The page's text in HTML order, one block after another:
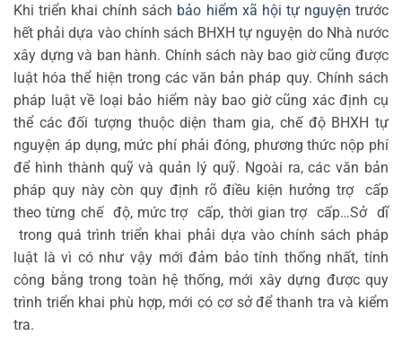
Khi triển khai chính sách bảo hiểm xã hội tự nguyện trước
hết phải dựa vào chính sách BHXH tự nguyện do Nhà nước
xây dựng và ban hành. Chính sách này bao giờ cũng được
luật hóa thể hiện trong các văn bản pháp quy. Chính sách
pháp luật về loại bảo hiểm này bao giờ cũng xác định cụ
thể các đối tượng thuộc diện tham gia, chế độ BHXH tự
nguyện áp dụng, mức phí phải đóng, phương thức nộp phí
để hình thành quỹ và quản lý quỹ. Ngoài ra, các văn bản
pháp quy này còn quy định rõ điều kiện hưởng trợ cấp
theo từng chế độ, mức trợ cấp, thời gian trợ cấp…Sở dĩ
trong quá trình triển khai phải dựa vào chính sách pháp
luật là vì có như vậy mới đảm bảo tính thống nhất, tính
công bằng trong toàn hệ thống, mới xây dựng được quy
trình triển khai phù hợp, mới có cơ sở để thanh tra và kiểm
tra.